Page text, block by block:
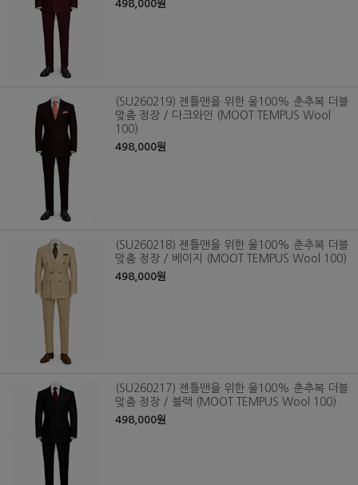
498,000원
(SU260219) 젠틀맨을 위한 울100% 춘추복 더블
맞춤 정장 / 다크와인 (MOOT TEMPUS Wool
100)
498,000원
(SU260218) 젠틀맨을 위한 울100% 춘추복 더블
맞춤 정장 / 베이지 (MOOT TEMPUS Wool 100)
498,000원
(SU260217) 젠틀맨을 위한 울100% 춘추복 더블
맞춤 정장 / 블랙 (MOOT TEMPUS Wool 100)
498,000원